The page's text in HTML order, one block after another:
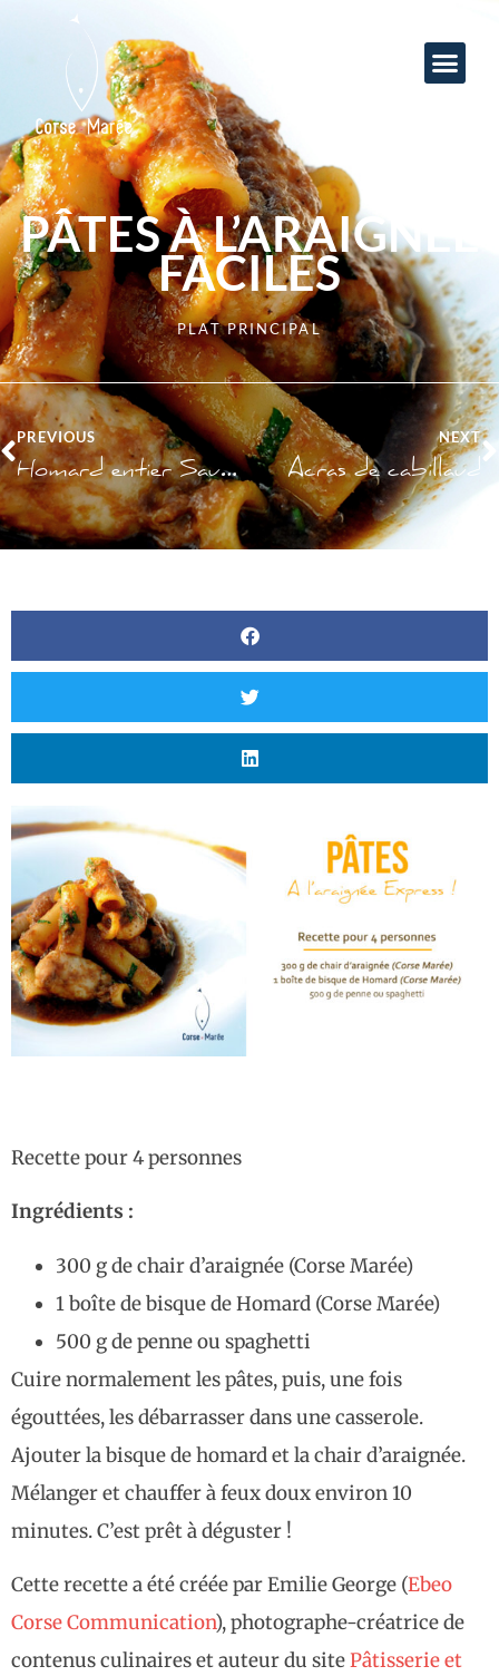
PÂTES À L’ARAIGNÉE
FACILES
PLAT PRINCIPAL
PREVIOUS
Homard entier Sauce Champagne
NEXT
Acras de cabillaud
Recette pour 4 personnes
Ingrédients :
300 g de chair d’araignée (Corse Marée)
1 boîte de bisque de Homard (Corse Marée)
500 g de penne ou spaghetti
Cuire normalement les pâtes, puis, une fois
égouttées, les débarrasser dans une casserole.
Ajouter la bisque de homard et la chair d’araignée.
Mélanger et chauffer à feux doux environ 10
minutes. C’est prêt à déguster !
Cette recette a été créée par Emilie George (Ebeo
Corse Communication), photographe-créatrice de
contenus culinaires et auteur du sitePâtisserie et